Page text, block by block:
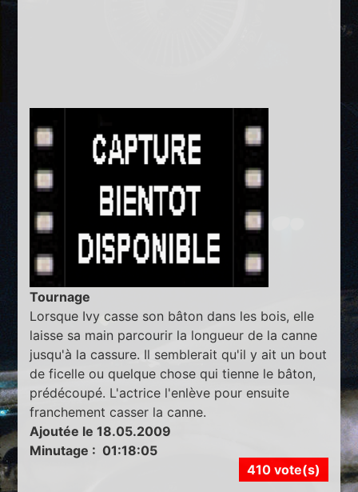
Tournage
Lorsque Ivy casse son bâton dans les bois, elle
laisse sa main parcourir la longueur de la canne
jusqu'à la cassure. Il semblerait qu'il y ait un bout
de ficelle ou quelque chose qui tienne le bâton,
prédécoupé. L'actrice l'enlève pour ensuite
franchement casser la canne.
Ajoutée le 18.05.2009
Minutage : 01:18:05
410 vote(s)